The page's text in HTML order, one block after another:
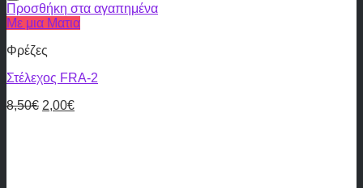
Προσθήκη στα αγαπημένα
Με μια Ματια
Φρέζες
Στέλεχος FRA-2
8,50€ 2,00€